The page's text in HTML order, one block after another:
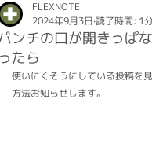
ンチの口が開きっぱ
たら
FLEXNOTE
2024年9月3日 読了時間: 1
使いにくそうにしている投稿を
方法お知らせします。